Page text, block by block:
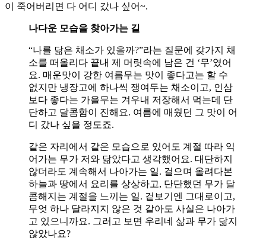
이 죽어버리면 다 어디 갔나 싶어~.
나다운 모습을 찾아가는 길
“나를 닮은 채소가 있을까?”라는 질문에 갖가지 채
소를 떠올리다 끝내 제 머릿속에 남은 건 ‘무’였어
요. 매운맛이 강한 여름무는 맛이 좋다고는 할 수
없지만 냉장고에 하나씩 쟁여두는 채소이고, 인삼
보다 좋다는 가을무는 겨우내 저장해서 먹는데 단
단하고 달콤함이 진해요. 여름에 매웠던 그 맛이 어
디 갔나 싶을 정도죠.
같은 자리에서 같은 모습으로 있어도 계절 따라 익
어가는 무가 저와 닮았다고 생각했어요. 대단하지
않더라도 계속해서 나아가는 일. 걸으며 올려다본
하늘과 땅에서 요리를 상상하고, 단단했던 무가 달
콤해지는 계절을 느끼는 일. 겉보기엔 그대로이고,
무엇 하나 달라지지 않은 것 같아도 사실은 나아가
고 있으니까요. 그러고 보면 우리네 삶과 무가 닮지
않았나요?